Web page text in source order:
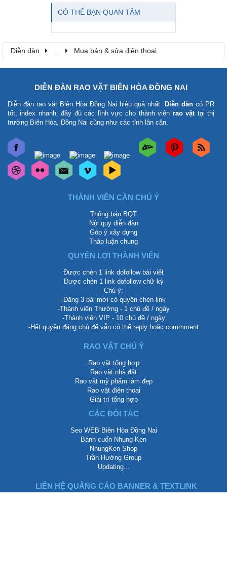
CÓ THỂ BẠN QUAN TÂM
Diễn đàn ... Mua bán & sửa điện thoại
DIỄN ĐÀN RAO VẶT BIÊN HÒA ĐỒNG NAI
Diễn đàn rao vặt Biên Hòa Đồng Nai hiệu quả nhất. Diễn đàn có PR
tốt, index nhanh, đầy đủ các lĩnh vực cho thành viên rao vặttại thị
trường Biên Hòa, Đồng Nai cũng như các tỉnh lân cận.
THÀNH VIÊN CẦN CHÚ Ý
Thông báo BQT
Nội quy diễn đàn
Góp ý xây dựng
Thảo luận chung
QUYỀN LỢI THÀNH VIÊN
Được chèn 1 link dofollow bài viết
Được chèn 1 link dofollow chữ ký
Chú ý:
-Đăng 3 bài mới có quyền chèn link
-Thành viên Thường - 1 chủ đề / ngày
-Thành viên VIP - 10 chủ đề / ngày
-Hết quyền đăng chủ để vẫn có thể reply hoặc commment
RAO VẶT CHÚ Ý
Rao vặt tổng hợp
Rao vặt nhà đất
Rao vặt mỹ phẩm làm đẹp
Rao vặt điện thoại
Giải trí tổng hợp
CÁC ĐỐI TÁC
Seo WEB Biên Hòa Đồng Nai
Bánh cuốn Nhung Ken
NhungKen Shop
Trần Hướng Group
Updating...
LIÊN HỆ QUẢNG CÁO BANNER & TEXTLINK